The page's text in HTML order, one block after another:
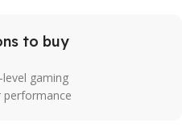
to buy
gaming
performance